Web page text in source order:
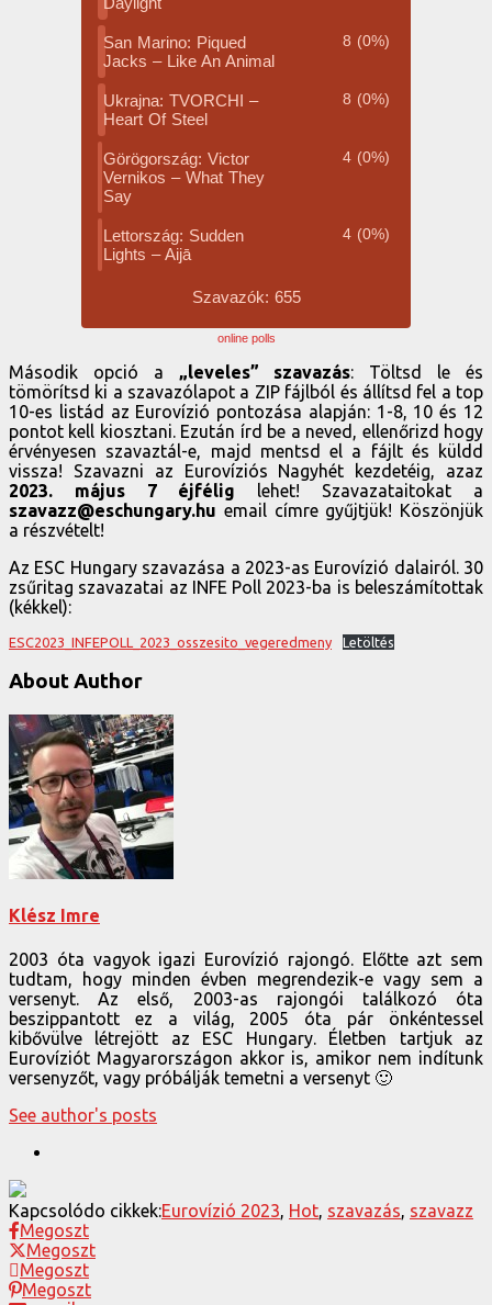
online polls
Második opció a „leveles” szavazás: Töltsd le és
tömörítsd ki a szavazólapot a ZIP fájlból és állítsd fel a top
10-es listád az Eurovízió pontozása alapján: 1-8, 10 és 12
pontot kell kiosztani. Ezután írd be a neved, ellenőrizd hogy
érvényesen szavaztál-e, majd mentsd el a fájlt és küldd
vissza! Szavazni az Eurovíziós Nagyhét kezdetéig, azaz
2023. május 7 éjfélig lehet! Szavazataitokat a
szavazz@eschungary.hu email címre gyűjtjük! Köszönjük
a részvételt!
Az ESC Hungary szavazása a 2023-as Eurovízió dalairól. 30
zsűritag szavazatai az INFE Poll 2023-ba is beleszámítottak
(kékkel):
ESC2023_INFEPOLL_2023_osszesito_vegeredmeny Letöltés
About Author
Klész Imre
2003 óta vagyok igazi Eurovízió rajongó. Előtte azt sem
tudtam, hogy minden évben megrendezik-e vagy sem a
versenyt. Az első, 2003-as rajongói találkozó óta
beszippantott ez a világ, 2005 óta pár önkéntessel
kibővülve létrejött az ESC Hungary. Életben tartjuk az
Eurovíziót Magyarországon akkor is, amikor nem indítunk
versenyzőt, vagy próbálják temetni a versenyt 🙂
See author's posts
Kapcsolódo cikkek:Eurovízió 2023 Hot szavazás szavazz
Megoszt
Megoszt
Megoszt
Megoszt